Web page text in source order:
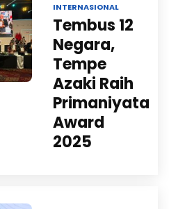
INTERNASIONAL
Tembus 12
Negara,
Tempe
Azaki Raih
Primaniyata
Award
2025